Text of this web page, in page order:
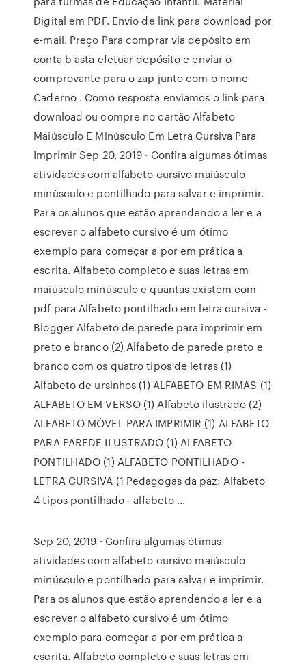
Digital em PDF. Envio de link para download por
e-mail. Preço Para comprar via depósito em
conta b asta efetuar depósito e enviar o
comprovante para o zap junto com o nome
Caderno . Como resposta enviamos o link para
download ou compre no cartão Alfabeto
Maiúsculo E Minúsculo Em Letra Cursiva Para
Imprimir Sep 20, 2019 · Confira algumas ótimas
atividades com alfabeto cursivo maiúsculo
minúsculo e pontilhado para salvar e imprimir.
Para os alunos que estão aprendendo a ler e a
escrever o alfabeto cursivo é um ótimo
exemplo para começar a por em prática a
escrita. Alfabeto completo e suas letras em
maiúsculo minúsculo e quantas existem com
pdf para Alfabeto pontilhado em letra cursiva -
Blogger Alfabeto de parede para imprimir em
preto e branco (2) Alfabeto de parede preto e
branco com os quatro tipos de letras (1)
Alfabeto de ursinhos (1) ALFABETO EM RIMAS (1)
ALFABETO EM VERSO (1) Alfabeto ilustrado (2)
ALFABETO MÓVEL PARA IMPRIMIR (1) ALFABETO
PARA PAREDE ILUSTRADO (1) ALFABETO
PONTILHADO (1) ALFABETO PONTILHADO -
LETRA CURSIVA (1 Pedagogas da paz: Alfabeto
4 tipos pontilhado - alfabeto ...
Sep 20, 2019 · Confira algumas ótimas
atividades com alfabeto cursivo maiúsculo
minúsculo e pontilhado para salvar e imprimir.
Para os alunos que estão aprendendo a ler e a
escrever o alfabeto cursivo é um ótimo
exemplo para começar a por em prática a
escrita. Alfabeto completo e suas letras em